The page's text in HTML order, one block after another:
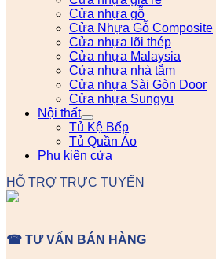
Cửa nhựa gỗ
Cửa Nhựa Gỗ Composite
Cửa nhựa lõi thép
Cửa nhựa Malaysia
Cửa nhựa nhà tắm
Cửa nhựa Sài Gòn Door
Cửa nhựa Sungyu
Nội thất
Tủ Kệ Bếp
Tủ Quần Áo
Phụ kiện cửa
HỖ TRỢ TRỰC TUYẾN
☎ TƯ VẤN BÁN HÀNG